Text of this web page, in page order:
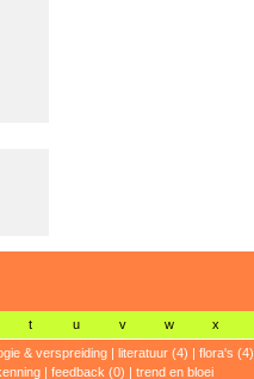
t u v w x
& verspreiding| literatuur (4) | flora's (4)
| feedback (0) | trend en bloei